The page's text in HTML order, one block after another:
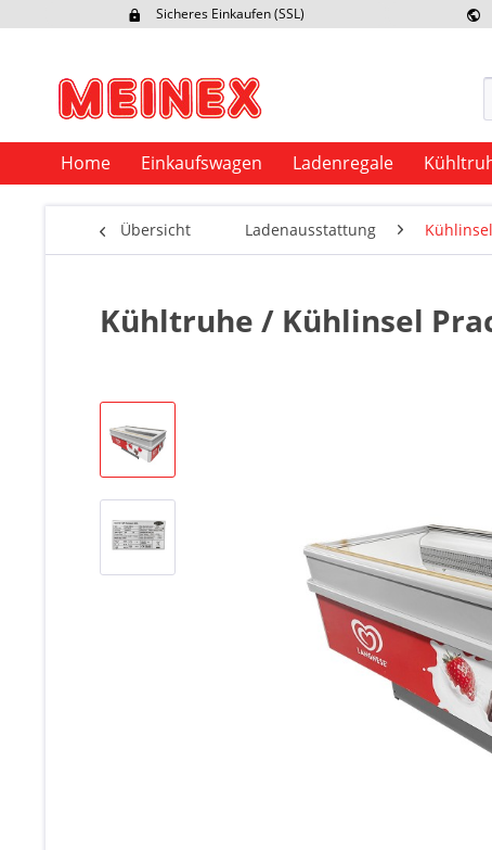
Sicheres Einkaufen (SSL)
Home Einkaufswagen Ladenregale
Übersicht Ladenausstattung
Kühltruhe / Kühlinsel